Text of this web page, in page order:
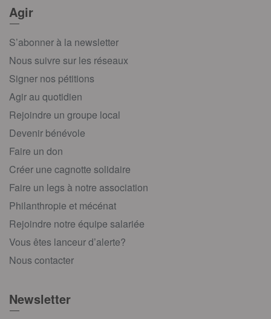
Agir
S’abonner à la newsletter
Nous suivre sur les réseaux
Signer nos pétitions
Agir au quotidien
Rejoindre un groupe local
Devenir bénévole
Faire un don
Créer une cagnotte solidaire
Faire un legs à notre association
Philanthropie et mécénat
Rejoindre notre équipe salariée
Vous êtes lanceur d’alerte?
Nous contacter
Newsletter